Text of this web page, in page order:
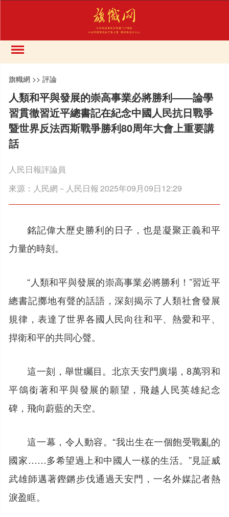
旗幟網 >>評論
人類和平與發展的崇高事業必將勝利——論學
習貫徹習近平總書記在紀念中國人民抗日戰爭
暨世界反法西斯戰爭勝利80周年大會上重要講
話
人民日報評論員
來源： 人民網－人民日報 2025年09月09日12:29
銘記偉大歷史勝利的日子，也是凝聚正義和平
力量的時刻。
“人類和平與發展的崇高事業必將勝利！”習近平
總書記擲地有聲的話語，深刻揭示了人類社會發展
規律，表達了世界各國人民向往和平、熱愛和平、
捍衛和平的共同心聲。
這一刻，舉世矚目。北京天安門廣場，8萬羽和
平鴿銜著和平與發展的願望，飛越人民英雄紀念
碑，飛向蔚藍的天空。
這一幕，令人動容。“我出生在一個飽受戰亂的
國家……多希望過上和中國人一樣的生活。”見証威
武雄師邁著鏗鏘步伐通過天安門，一名外媒記者熱
淚盈眶。